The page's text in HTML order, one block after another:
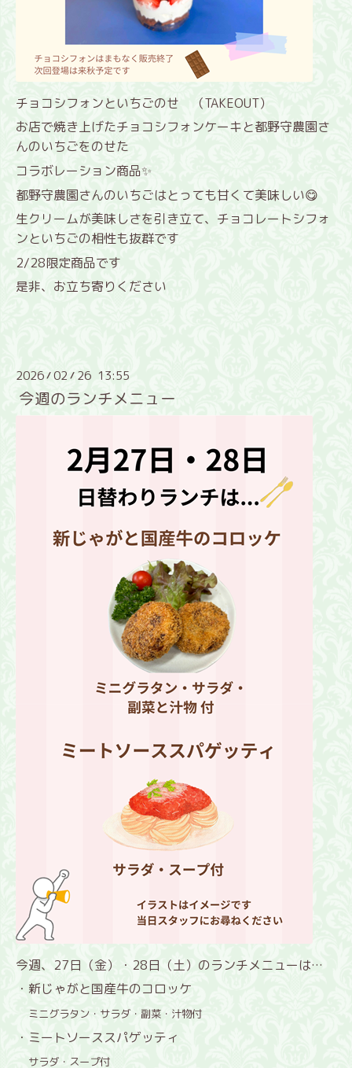
チョコシフォンといちごのせ （TAKEOUT）
お店で焼き上げたチョコシフォンケーキと都野守農園さ
んのいちごをのせた
コラボレーション商品✨
都野守農園さんのいちごはとっても甘くて美味しい😋
生クリームが美味しさを引き立て、チョコレートシフォ
ンといちごの相性も抜群です
2/28限定商品です
是非、お立ち寄りください
2026/02 / 26 13:55
今週のランチメニュー
今週、27日（金）・28日（土）のランチメニューは…
・新じゃがと国産牛のコロッケ
ミニグラタン・サラダ・副菜・汁物付
・ミートソーススパゲッティ
サラダ・スープ付